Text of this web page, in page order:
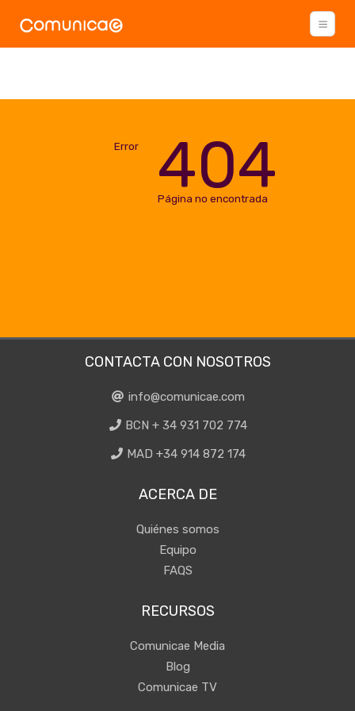
Error 404
Página no encontrada
CONTACTA CON NOSOTROS
info@comunicae.com
BCN + 34 931 702 774
MAD +34 914 872 174
ACERCA DE
Quiénes somos
Equipo
FAQS
RECURSOS
Comunicae Media
Blog
Comunicae TV